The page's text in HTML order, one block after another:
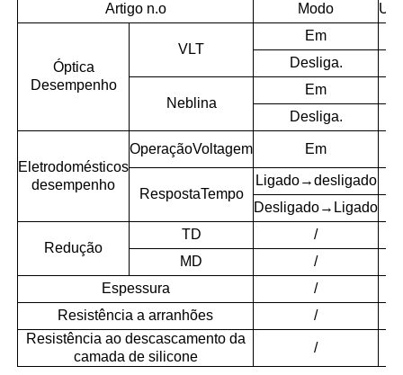
Artigo n.o Modo
Óptica
Desempenho
VLT
Em
Desliga.
Neblina
Em
Desliga.
Eletrodomésticos
desempenho
OperaçãoVoltagem Em
RespostaTempo
Ligado→desligado
Desligado→Ligado
Redução
TD /
MD
/
Espessura
/
Resistência a arranhões
/
Resistência ao descascamento da
camada de silicone
/